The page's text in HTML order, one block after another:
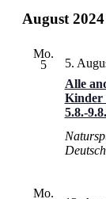
August 2024
Mo.
5
Alle
Kinder
5.8.-
5.
Mo.